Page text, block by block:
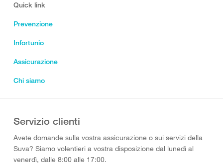
Quick link
Prevenzione
Infortunio
Assicurazione
Chi siamo
Servizio clienti
Avete domande sulla vostra assicurazione o sui servizi della
Suva? Siamo volentieri a vostra disposizione dal lunedì al
venerdì, dalle 8:00 alle 17:00.